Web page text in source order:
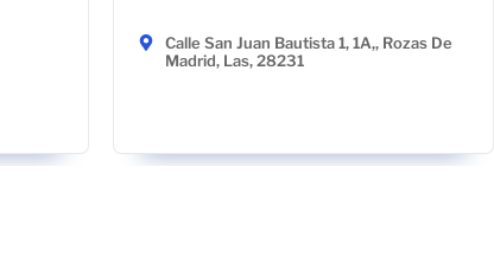
Calle San Juan Bautista 1, 1A,, Rozas De
Madrid, Las, 28231